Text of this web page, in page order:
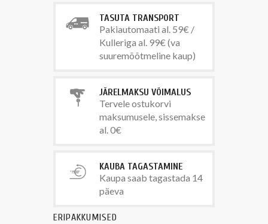
TASUTA TRANSPORT
Pakiautomaati al. 59€ /
Kulleriga al. 99€ (va
suuremõõtmeline kaup)
JÄRELMAKSU VÕIMALUS
Tervele ostukorvi
maksumusele, sissemakse
al. 0€
KAUBA TAGASTAMINE
Kaupa saab tagastada 14
päeva
ERIPAKKUMISED